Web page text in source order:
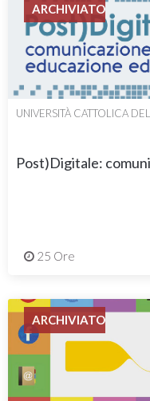
ARCHIVIATO
UNIVERSITÀ CATTOLICA
Post)Digitale:
25 Ore
ARCHIVIATO